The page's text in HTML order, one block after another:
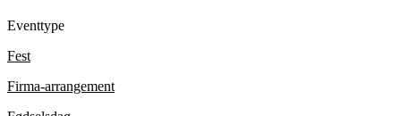
Eventtype
Fest
Firma-arrangement